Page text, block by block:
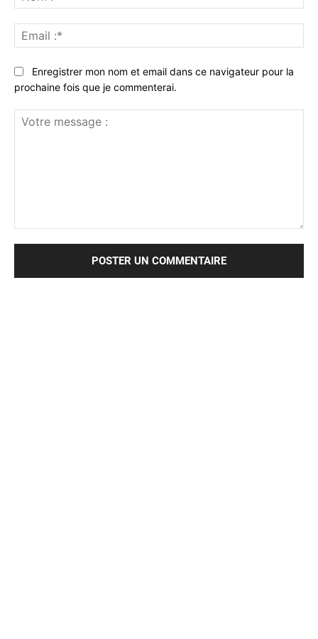
:*
:*
Enregistrer mon nom et email dans ce navigateur pour la
prochaine fois que je commenterai.